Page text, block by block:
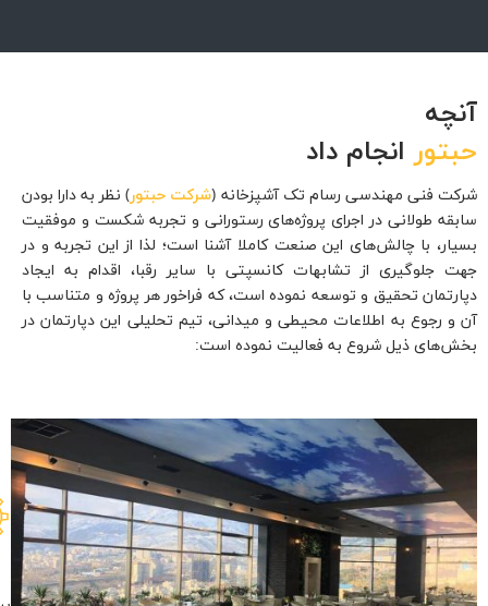
انجام داد
ﻓﻨﻰ ﻣﻬﻨﺪﺳﻰ رﺳﺎم ﺗﮏ آﺷﭙﺰﺧﺎﻧﻪ (شرکت ﺣﺒﺘﻮر) ﻧﻈﺮ ﺑﻪ دارا ﺑﻮدن
ﻃﻮﻻﻧﻰ در اﺟﺮاى ﭘﺮوژه‌ﻫﺎى رﺳﺘﻮراﻧﻰ و ﺗﺠﺮﺑﻪ ﺷﮑﺴﺖ و ﻣﻮﻓﻘﯿﺖ
ﺑﺎ چالش‌های اﯾﻦ ﺻﻨﻌﺖ ﮐﺎﻣﻼ آﺷﻨﺎ است؛ ﻟﺬا از اﯾﻦ ﺗﺠﺮﺑﻪ و در
ﺟﻠﻮﮔﯿﺮى از ﺗﺸﺎﺑﻬﺎت ﮐﺎﻧﺴﭙﺘﻰ ﺑﺎ ﺳﺎﯾﺮ رﻗﺒﺎ، اﻗﺪام ﺑﻪ اﯾﺠﺎد
ﺗﺤﻘﯿﻖ و ﺗﻮﺳﻌﻪ ﻧﻤﻮده اﺳﺖ، ﮐﻪ ﻓﺮاﺧﻮر ﻫﺮ ﭘﺮوژه و ﻣﺘﻨﺎﺳﺐ ﺑﺎ
رﺟﻮع ﺑﻪ اﻃﻼﻋﺎت ﻣﺤﯿﻄﻰ و ﻣﯿﺪاﻧﻰ، ﺗﯿﻢ ﺗﺤﻠﯿﻠﻰ اﯾﻦ دﭘﺎرﺗﻤﺎن در
ذﯾﻞ ﺷﺮوع ﺑﻪ ﻓﻌﺎﻟﯿﺖ ﻧﻤﻮده اﺳﺖ: